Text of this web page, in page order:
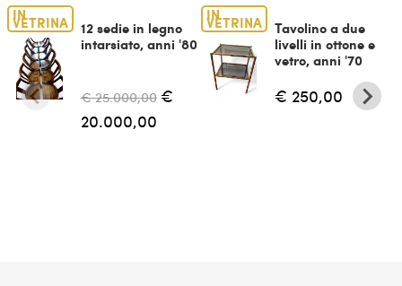
IN
VETRINA
12 sedie in legno
intarsiato, anni '80
€ 25.000,00 €
20.000,00
IN
VETRINA
Tavolino a due
livelli in ottone e
vetro, anni '70
€ 250,00